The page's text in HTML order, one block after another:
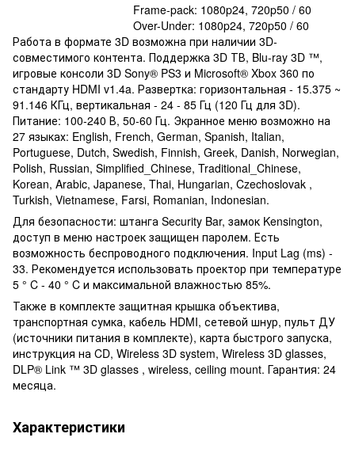
Frame-pack: 1080p24, 720p50 / 60
Over-Under: 1080p24, 720p50 / 60
Работа в формате 3D возможна при наличии 3D-
совместимого контента. Поддержка 3D ТВ, Blu-ray 3D ™,
игровые консоли 3D Sony® PS3 и Microsoft® Xbox 360 по
стандарту HDMI v1.4a. Развертка: горизонтальная - 15.375 ~
91.146 КГц, вертикальная - 24 - 85 Гц (120 Гц для 3D).
Питание: 100-240 В, 50-60 Гц. Экранное меню возможно на
27 языках: English, French, German, Spanish, Italian,
Portuguese, Dutch, Swedish, Finnish, Greek, Danish, Norwegian,
Polish, Russian, Simplified_Chinese, Traditional_Chinese,
Korean, Arabic, Japanese, Thai, Hungarian, Czechoslovak ,
Turkish, Vietnamese, Farsi, Romanian, Indonesian.
Для безопасности: штанга Security Bar, замок Kensington,
доступ в меню настроек защищен паролем. Есть
возможность беспроводного подключения. Input Lag (ms) -
33. Рекомендуется использовать проектор при температуре
5 ° C - 40 ° C и максимальной влажностью 85%.
Также в комплекте защитная крышка объектива,
транспортная сумка, кабель HDMI, сетевой шнур, пульт ДУ
(источники питания в комплекте), карта быстрого запуска,
инструкция на CD, Wireless 3D system, Wireless 3D glasses,
DLP® Link ™ 3D glasses , wireless, ceiling mount. Гарантия: 24
месяца.
Характеристики